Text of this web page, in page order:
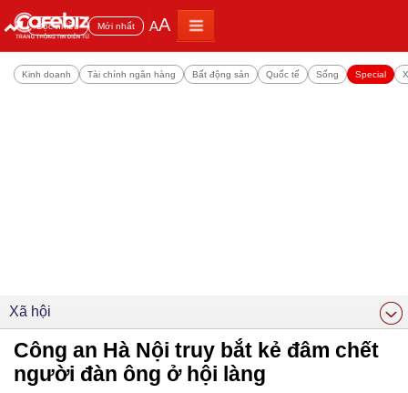
Đọc nhiều Mới nhất AA
Kinh doanh Tài chính ngân hàng Bất động sản Quốc tế Sống Special
Xã hội
Công an Hà Nội truy bắt kẻ đâm chết
người đàn ông ở hội làng